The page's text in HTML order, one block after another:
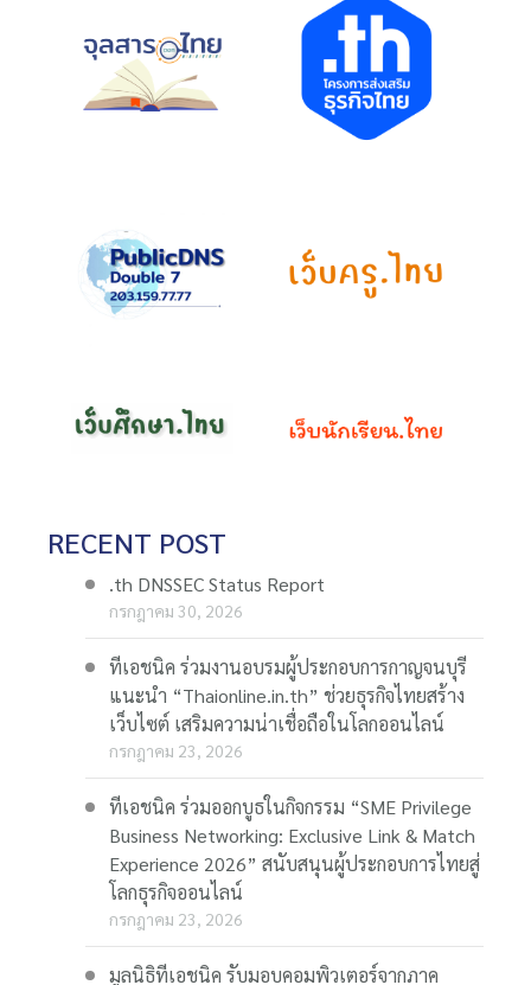
RECENT POST
.th DNSSEC Status Report
กรกฎาคม 30, 2026
ทีเอชนิค ร่วมงานอบรมผู้ประกอบการกาญจนบุรี
แนะนำ “Thaionline.in.th” ช่วยธุรกิจไทยสร้าง
เว็บไซต์ เสริมความน่าเชื่อถือในโลกออนไลน์
กรกฎาคม 23, 2026
ทีเอชนิค ร่วมออกบูธในกิจกรรม “SME Privilege
Business Networking: Exclusive Link & Match
Experience 2026” สนับสนุนผู้ประกอบการไทยสู่
โลกธุรกิจออนไลน์
กรกฎาคม 23, 2026
มูลนิธิทีเอชนิค รับมอบคอมพิวเตอร์จากภาค